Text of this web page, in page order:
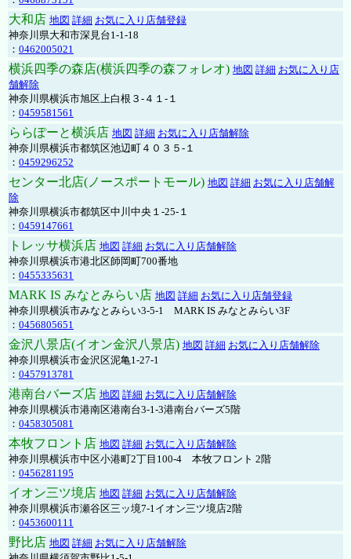
大和店 地図 詳細 お気に入り店舗登録
神奈川県大和市深見台1-1-18
： 0462005021
横浜四季の森店(横浜四季の森フォレオ) 地図 詳細 お気に入り店
舗解除
神奈川県横浜市旭区上白根３-４１-１
： 0459581561
ららぽーと横浜店 地図 詳細 お気に入り店舗解除
神奈川県横浜市都筑区池辺町４０３５-１
： 0459296252
センター北店(ノースポートモール) 地図 詳細 お気に入り店舗解
除
神奈川県横浜市都筑区中川中央１-25-１
： 0459147661
トレッサ横浜店 地図 詳細 お気に入り店舗解除
神奈川県横浜市港北区師岡町700番地
： 0455335631
MARK IS みなとみらい店 地図 詳細 お気に入り店舗登録
神奈川県横浜市みなとみらい3-5-1 MARK IS みなとみらい3F
： 0456805651
金沢八景店(イオン金沢八景店) 地図 詳細 お気に入り店舗解除
神奈川県横浜市金沢区泥亀1-27-1
： 0457913781
港南台バーズ店 地図 詳細 お気に入り店舗解除
神奈川県横浜市港南区港南台3-1-3港南台バーズ5階
： 0458305081
本牧フロント店 地図 詳細 お気に入り店舗解除
神奈川県横浜市中区小港町2丁目100-4 本牧フロント 2階
： 0456281195
イオン三ツ境店 地図 詳細 お気に入り店舗解除
神奈川県横浜市瀬谷区三ッ境7-1イオン三ツ境店2階
： 0453600111
野比店 地図 詳細 お気に入り店舗解除